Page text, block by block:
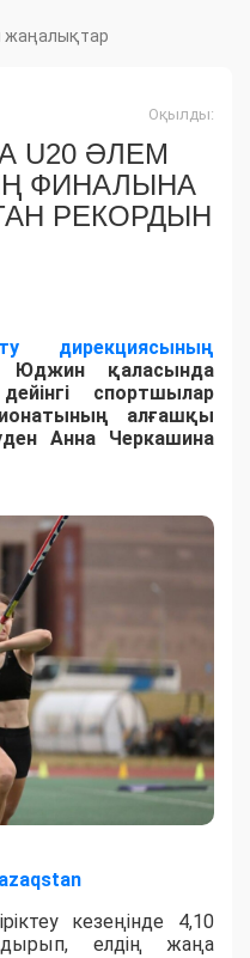
жаңалықтар
Оқылды:
U20 ӘЛЕМ
ФИНАЛЫНА
РЕКОРДЫН
дирекциясының
Юджин қаласында
спортшылар
алғашқы
Анна Черкашина
кезеңінде 4,10
елдің жаңа